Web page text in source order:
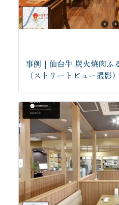
事例｜仙台牛 炭火焼肉ふ
（ストリートビュー撮影）